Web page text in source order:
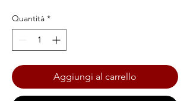
Quantità *
Aggiungi al carrello